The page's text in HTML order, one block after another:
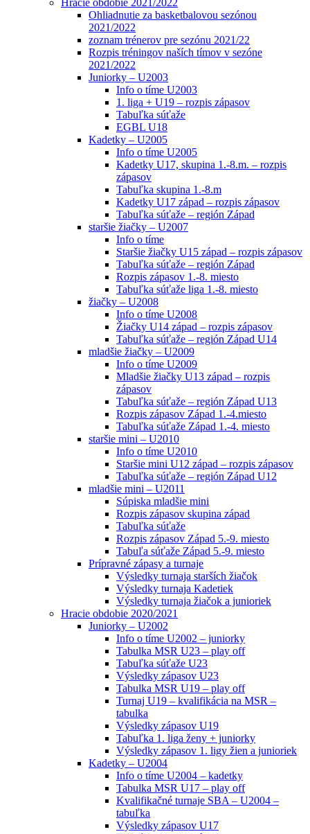
Ohliadnutie za basketbalovou sezónou
2021/2022
zoznam trénerov pre sezónu 2021/22
Rozpis tréningov naších tímov v sezóne
2021/2022
Juniorky – U2003
Info o tíme U2003
1. liga + U19 – rozpis zápasov
Tabuľka súťaže
EGBL U18
Kadetky – U2005
Info o tíme U2005
Kadetky U17, skupina 1.-8.m. – rozpis
zápasov
Tabuľka skupina 1.-8.m
Kadetky U17 západ – rozpis zápasov
Tabuľka súťaže – región Západ
staršie žiačky – U2007
Info o tíme
Staršie žiačky U15 západ – rozpis zápasov
Tabuľka súťaže – región Západ
Rozpis zápasov 1.-8. miesto
Tabuľka súťaže liga 1.-8. miesto
žiačky – U2008
Info o tíme U2008
Žiačky U14 západ – rozpis zápasov
Tabuľka súťaže – región Západ U14
mladšie žiačky – U2009
Info o tíme U2009
Mladšie žiačky U13 západ – rozpis
zápasov
Tabuľka súťaže – región Západ U13
Rozpis zápasov Západ 1.-4.miesto
Tabuľka súťaže Západ 1.-4. miesto
staršie mini – U2010
Info o tíme U2010
Staršie mini U12 západ – rozpis zápasov
Tabuľka súťaže – región Západ U12
mladšie mini – U2011
Súpiska mladšie mini
Rozpis zápasov skupina západ
Tabuľka súťaže
Rozpis zápasov Západ 5.-9. miesto
Tabuľa súťaže Západ 5.-9. miesto
Prípravné zápasy a turnaje
Výsledky turnaja starších žiačok
Výsledky turnaja Kadetiek
Výsledky turnaja žiačok a junioriek
Hracie obdobie 2020/2021
Juniorky – U2002
Info o tíme U2002 – juniorky
Tabulka MSR U23 – play off
Tabuľka súťaže U23
Výsledky zápasov U23
Tabulka MSR U19 – play off
Turnaj U19 – kvalifikácia na MSR –
tabulka
Výsledky zápasov U19
Tabuľka 1. liga ženy + juniorky
Výsledky zápasov 1. ligy žien a junioriek
Kadetky – U2004
Info o tíme U2004 – kadetky
Tabulka MSR U17 – play off
Kvalifikačné turnaje SBA – U2004 –
tabuľka
Výsledky zápasov U17